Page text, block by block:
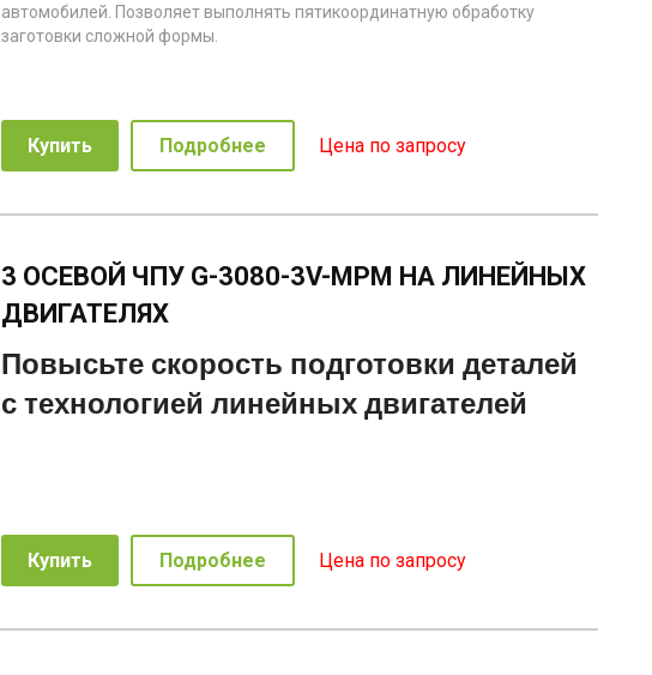
автомобилей. Позволяет выполнять пятикоординатную обработку
заготовки сложной формы.
Купить Подробнее Цена по запросу
3 ОСЕВОЙ ЧПУ G-3080-3V-MPM НА ЛИНЕЙНЫХ
ДВИГАТЕЛЯХ
Повысьте скорость подготовки деталей
с технологией линейных двигателей
Купить Подробнее Цена по запросу